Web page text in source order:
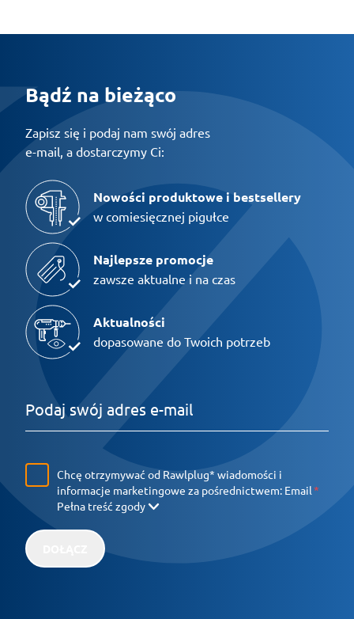
Bądź na bieżąco
Zapisz się i podaj nam swój adres
e-mail, a dostarczymy Ci:
Nowości produktowe i bestsellery
w comiesięcznej pigułce
Najlepsze promocje
zawsze aktualne i na czas
Aktualności
dopasowane do Twoich potrzeb
Chcę otrzymywać od Rawlplug* wiadomości i
informacje marketingowe za pośrednictwem: Email
Pełna treść zgody